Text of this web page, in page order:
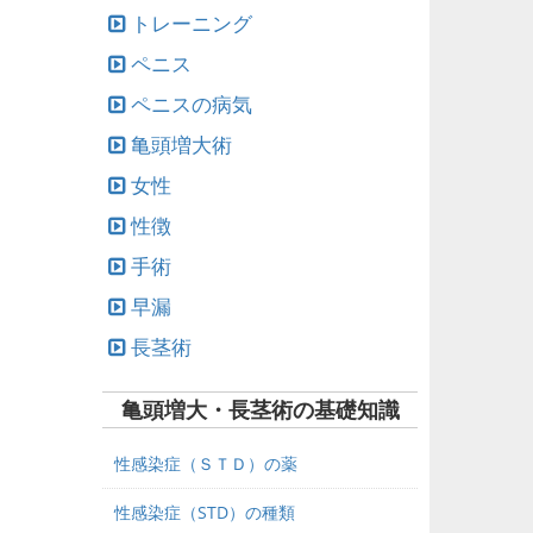
トレーニング
ペニス
ペニスの病気
亀頭増大術
女性
性徴
手術
早漏
長茎術
亀頭増大・長茎術の基礎知識
性感染症（ＳＴＤ）の薬
性感染症（STD）の種類